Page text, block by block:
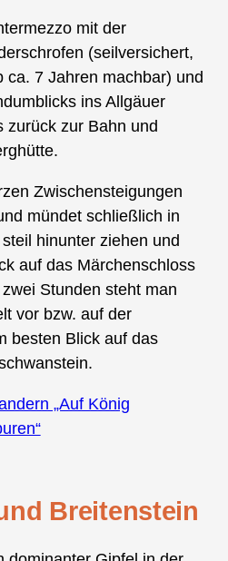
mit der
(seilversichert,
ca. 7 Jahren machbar) und
ins Allgäuer
zurück zur Bahn und
Zwischensteigungen
mündet schließlich in
hinunter ziehen und
auf das Märchenschloss
Stunden steht man
vor bzw. auf der
besten Blick auf das
„Auf König
Breitenstein